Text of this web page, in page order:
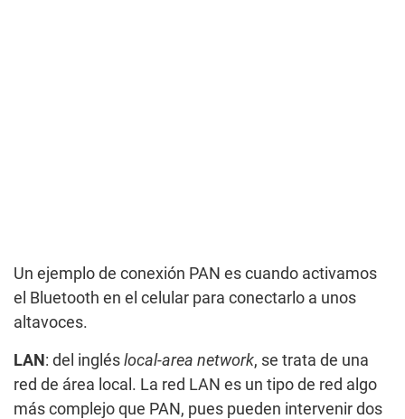
Un ejemplo de conexión PAN es cuando activamos
el Bluetooth en el celular para conectarlo a unos
altavoces.
LAN : del inglés local-area network, se trata de una
red de área local. La red LAN es un tipo de red algo
más complejo que PAN, pues pueden intervenir dos